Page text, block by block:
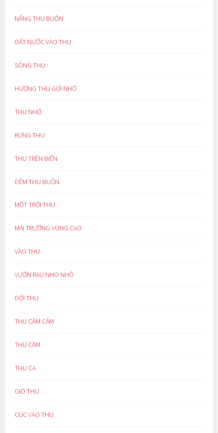
NẮNG THU BUỒN
ĐẤT NƯỚC VÀO THU
SÔNG THU
HƯƠNG THU GỢI NHỚ
THU NHỚ
RỪNG THU
THU TRÊN BIỂN
ĐÊM THU BUỒN
MỘT TRỜI THU
MÁI TRƯỜNG VÙNG CAO
VÀO THU
VƯỜN RAU NHO NHỎ
ĐỢI THU
THU CĂM CĂM
THU CẢM
THU CA
GIÓ THU
CÚC VÀO THU